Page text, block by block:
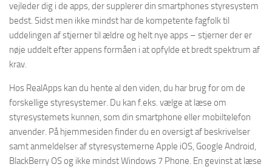
vejleder dig i de apps, der supplerer din smartphones styresystem
bedst. Sidst men ikke mindst har de kompetente fagfolk til
uddelingen af stjerner til ældre og helt nye apps – stjerner der er
nøje uddelt efter appens formåen i at opfylde et bredt spektrum af
krav.
Hos RealApps kan du hente al den viden, du har brug for om de
forskellige styresystemer. Du kan f.eks. vælge at læse om
styresystemets kunnen, som din smartphone eller mobiltelefon
anvender. På hjemmesiden finder du en oversigt af beskrivelser
samt anmeldelser af styresystemerne Apple iOS, Google Android,
BlackBerry OS og ikke mindst Windows 7 Phone. En gevinst at læse